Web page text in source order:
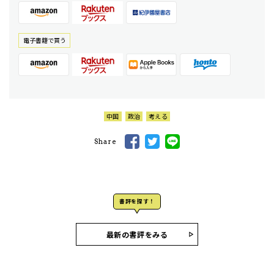
電⼦書籍で買う
中国 政治 考える
Share
書評を探す！
最新の書評をみる